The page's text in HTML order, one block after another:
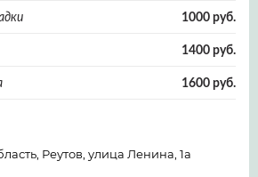
1000 руб.
1400 руб.
1600 руб.
Реутов, улица Ленина, 1а